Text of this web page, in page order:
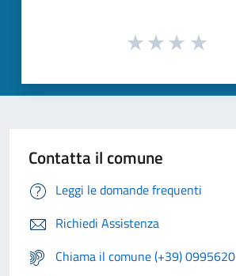
Contatta il comune
Leggi le domande frequenti
Richiedi Assistenza
Chiama il comune (+39) 0995620